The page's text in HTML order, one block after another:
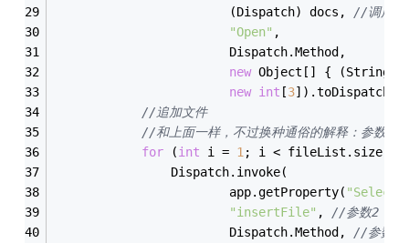
                        (Dispatch) docs,
//调用目
"Open" ,
                        Dispatch.Method,
new Object[] { (String)
new int [3
//追加文件
//和上面一样，不过换种通俗的解释：参数1
for (int i = 1 ; i < fileList.size();
                Dispatch.invoke(
                        app.getProperty(
"insertFile" , //参数2
                        Dispatch.Method,
//参数3